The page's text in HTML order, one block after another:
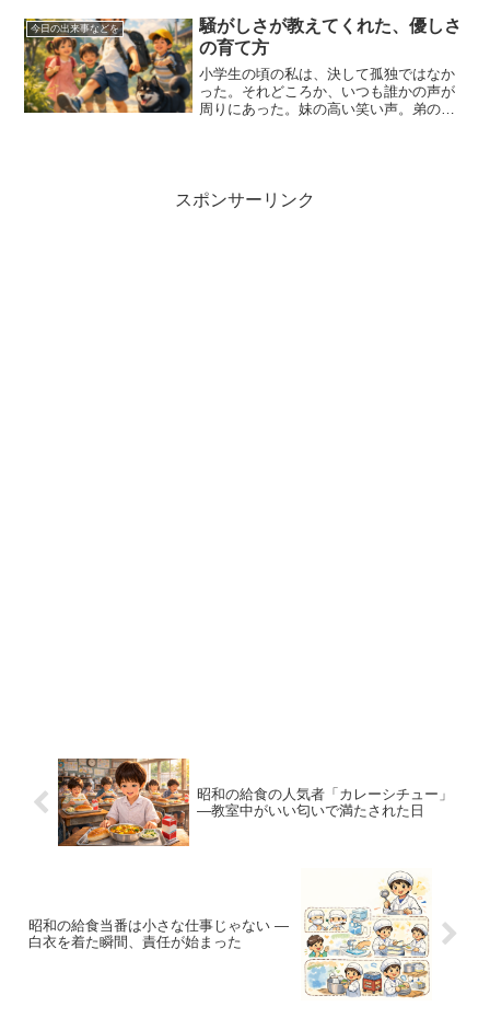
母が「そろそろ行こうか」と...
今日の出来事などを
騒がしさが教えてくれた、優しさ
の育て方
小学生の頃の私は、決して孤独ではなか
った。それどころか、いつも誰かの声が
周りにあった。妹の高い笑い声。弟の負
スポンサーリンク
昭和の給食の人気者「カレーシチュー」
―教室中がいい匂いで満たされた日
昭和の給食当番は小さな仕事じゃない ―
白衣を着た瞬間、責任が始まった